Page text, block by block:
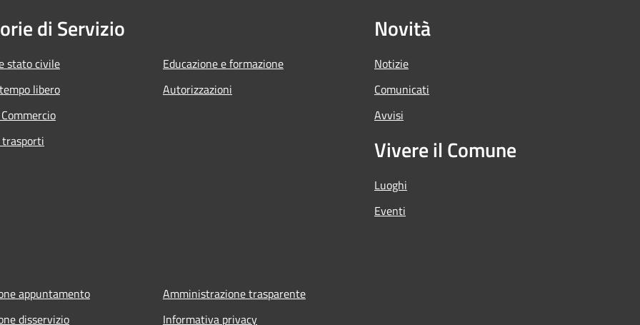
di Servizio
stato civile
libero
Educazione e formazione
Autorizzazioni
Novità
Notizie
Comunicati
Avvisi
Vivere il Comune
Luoghi
Eventi
appuntamento
disservizio
Amministrazione trasparente
Informativa privacy